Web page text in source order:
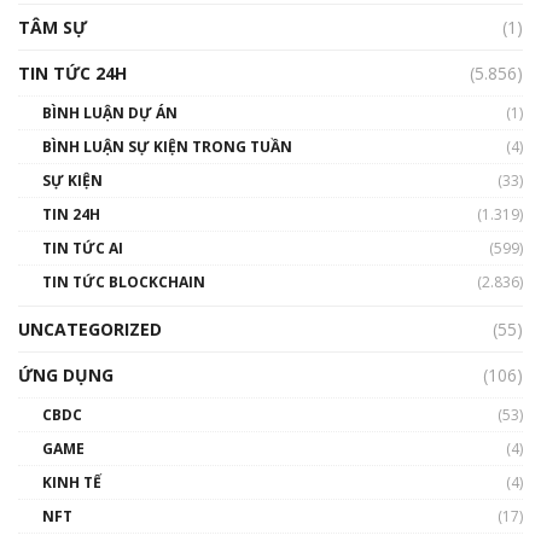
TÂM SỰ
(1)
TIN TỨC 24H
(5.856)
BÌNH LUẬN DỰ ÁN
(1)
BÌNH LUẬN SỰ KIỆN TRONG TUẦN
(4)
SỰ KIỆN
(33)
TIN 24H
(1.319)
TIN TỨC AI
(599)
TIN TỨC BLOCKCHAIN
(2.836)
UNCATEGORIZED
(55)
ỨNG DỤNG
(106)
CBDC
(53)
GAME
(4)
KINH TẾ
(4)
NFT
(17)